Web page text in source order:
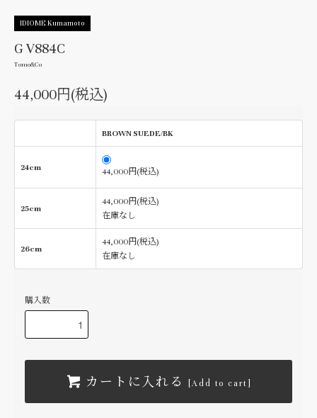
IDIOME Kumamoto
G V884C
Tomo&Co
44,000円(税込)
BROWN SUEDE/BK
24cm 44,000円(税込)
25cm
44,000円(税込)
在庫なし
26cm
44,000円(税込)
在庫なし
購入数
カートに入れる [Add to cart]